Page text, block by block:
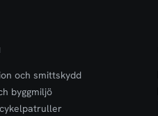
och smittskydd
byggmiljö